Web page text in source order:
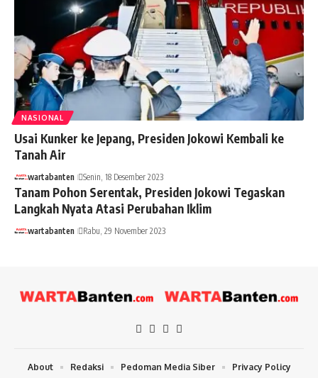
NASIONAL
Usai Kunker ke Jepang, Presiden Jokowi Kembali ke
Tanah Air
wartabanten Senin, 18 Desember 2023
Tanam Pohon Serentak, Presiden Jokowi Tegaskan
Langkah Nyata Atasi Perubahan Iklim
wartabanten Rabu, 29 November 2023
About Redaksi Pedoman Media Siber
Privacy Policy